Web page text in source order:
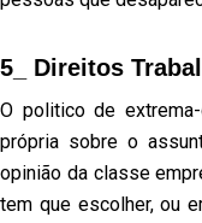
5_ Direitos
O politico de
própria sobre o
opinião da classe
tem que escolher, ou